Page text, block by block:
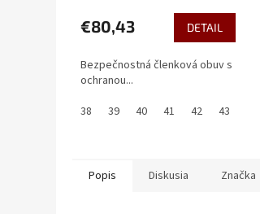
€80,43 DETAIL
Bezpečnostná členková obuv s
ochranou...
38
39 40 41 42 43
Popis Diskusia Značka